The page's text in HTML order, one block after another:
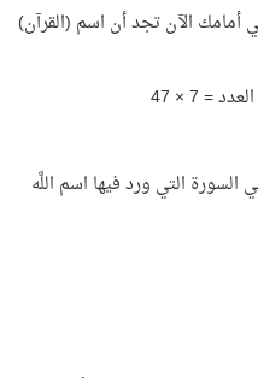
الآن تجد أن اسم (القرآن)
التي ورد فيها اسم اللَّه